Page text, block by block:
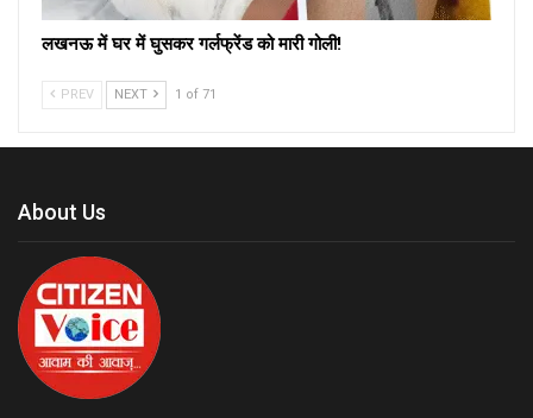
लखनऊ में घर में घुसकर गर्लफ्रेंड को मारी गोली!
PREV NEXT 1 of 71
About Us